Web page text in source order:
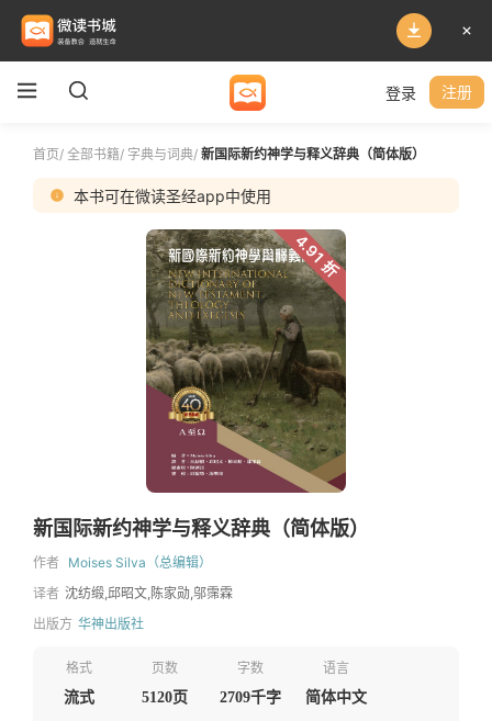
登录 注册
首页/ 全部书籍/ 字典与词典/ 新国际新约神学与释义辞典（简体版）
本书可在微读圣经app中使用
4.91 折
新国际新约神学与释义辞典（简体版）
作者 Moises Silva（总编辑）
译者 沈纺缎,邱昭文,陈家勋,邬霈霖
出版方 华神出版社
格式
流式
页数
5120页
字数
2709千字
语言
简体中文